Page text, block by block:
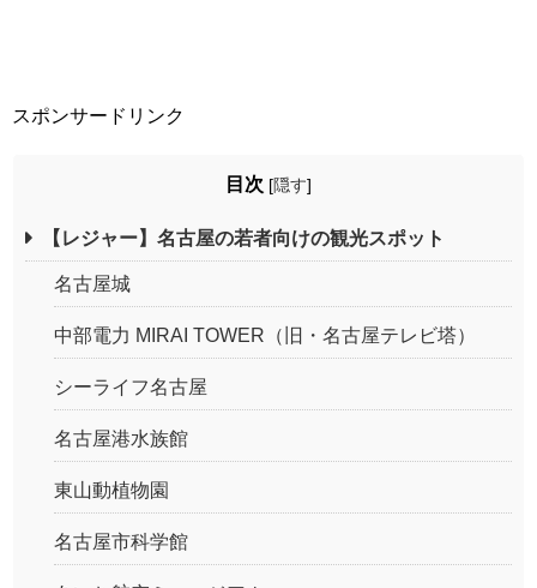
スポンサードリンク
目次 [隠す]
【レジャー】名古屋の若者向けの観光スポット
名古屋城
中部電力 MIRAI TOWER（旧・名古屋テレビ塔）
シーライフ名古屋
名古屋港水族館
東山動植物園
名古屋市科学館